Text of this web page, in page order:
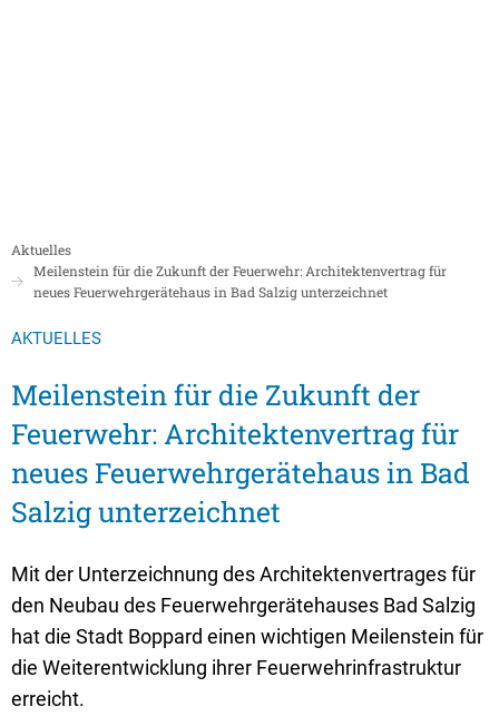
Mandatsträger/innen
Sitzungsbekanntmachungen
Textrecherche
Stadtentwicklung/Konzepte
Öffentliche Bekanntmachungen
Bauleitplanung
Straßenausbaupläne
Wiederkehrende Straßenausbaubeiträge
Gewerbe-Anmeldung/Ummeldung/
Museum
Ukrainehilfe
Ortsbezirke
Freizeit, Kultur und Tourismus
Freibad
Stadthalle
Museum
Vereine und
Aktuelles
Meilenstein für die Zukunft der Feuerwehr: Architektenvertrag für
neues Feuerwehrgerätehaus in Bad Salzig unterzeichnet
AKTUELLES
Meilenstein für die Zukunft der
Feuerwehr: Architektenvertrag für
neues Feuerwehrgerätehaus in Bad
Salzig unterzeichnet
Mit der Unterzeichnung des Architektenvertrages für
den Neubau des Feuerwehrgerätehauses Bad Salzig
hat die Stadt Boppard einen wichtigen Meilenstein für
die Weiterentwicklung ihrer Feuerwehrinfrastruktur
erreicht.